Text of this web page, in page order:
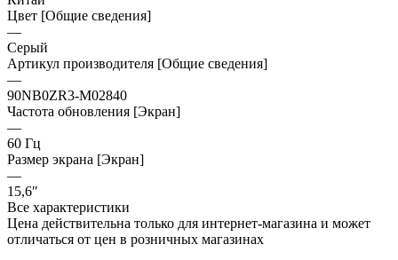
Цвет [Общие сведения]
—
Серый
Артикул производителя [Общие сведения]
—
90NB0ZR3-M02840
Частота обновления [Экран]
—
60 Гц
Размер экрана [Экран]
—
15,6″
Все характеристики
Цена действительна только для интернет-магазина и может
отличаться от цен в розничных магазинах